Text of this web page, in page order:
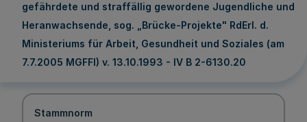
gefährdete und straffällig gewordene Jugendliche und
Heranwachsende, sog. „Brücke-Projekte" RdErl. d.
Ministeriums für Arbeit, Gesundheit und Soziales (am
7.7.2005 MGFFI) v. 13.10.1993 - IV B 2-6130.20
Stammnorm